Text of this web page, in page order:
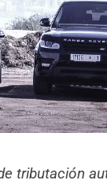
tributación